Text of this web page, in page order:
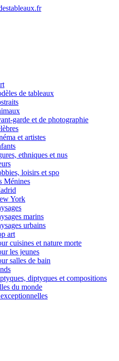
de tableaux
garde et de photographie
et artistes
ethniques et nus
loisirs et spo
Ménines
York
marins
urbains
art
cuisines et nature morte
les jeunes
salles de bain
diptyques et compositions
du monde